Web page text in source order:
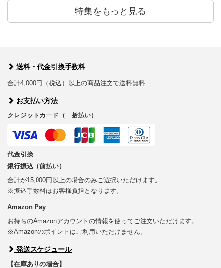
特集をもっと見る
送料・代金引換手数料
合計4,000円（税込）以上の商品注文で送料無料
お支払い方法
クレジットカード（一括払い）
代金引換
銀行振込（前払い）
合計が15,000円以上の場合のみご選択いただけます。
※振込手数料はお客様負担となります。
Amazon Pay
お持ちのAmazonアカウントの情報を使ってご注文いただけます。
※Amazonのポイントはご利用いただけません。
発送スケジュール
【在庫ありの場合】